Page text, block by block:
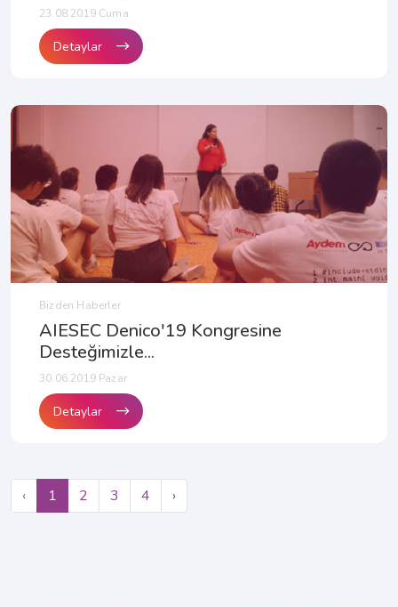
23.08.2019 Cuma
Detaylar
Bizden Haberler
AIESEC Denico'19 Kongresine
Desteğimizle...
30.06.2019 Pazar
Detaylar
‹ 1 2 3 4 ›